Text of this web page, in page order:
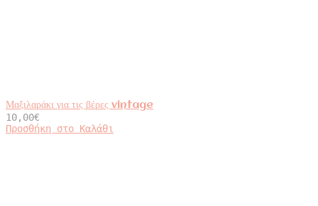
Μαξιλαράκι για τις βέρες vintage
10,00€
Προσθήκη στο Καλάθι